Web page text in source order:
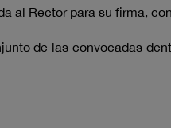
al Rector para su firma,
de las convocadas